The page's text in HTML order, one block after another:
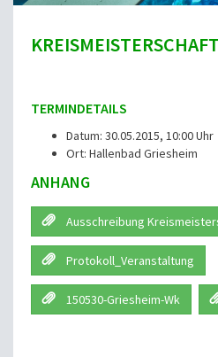
TERMINDETAILS
Datum: 30.05.2015, 10:00 Uhr
Ort: Hallenbad Griesheim
ANHANG
Ausschreibung
Protokoll_Veranstaltung
150530-Griesheim-Wk